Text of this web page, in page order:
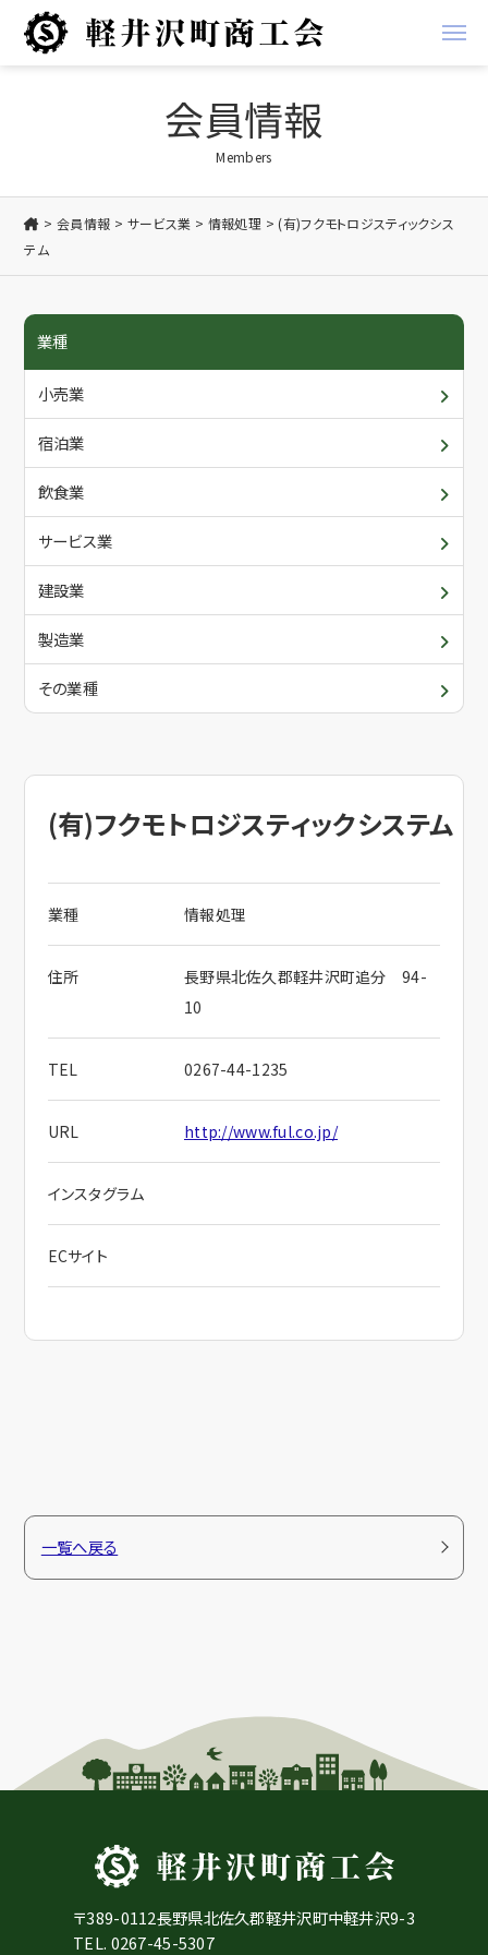
金融
税務
労務
創業支援
共済
お知らせ
商工会からのお知らせ
会員からのお知らせ
商工会について
概要・アクセス/ご利用案内
入会について
青年部・女性部
委員会・各支部の活動
関係団体
会員情報
各種書類ダウンロード
入会について
電話でお問合せ
会員情報
Members
会員情報 サービス業 情報処理
(有)フクモトロジスティックシス
テム
(有)フクモトロジスティックシステム
業種 情報処理
住所
長野県北佐久郡軽井沢町追分 94-
10
TEL 0267-44-1235
URL http://www.ful.co.jp/
インスタグラム
ECサイト
一覧へ戻る
業種
小売業
宿泊業
飲食業
サービス業
建設業
製造業
その業種
〒389-0112長野県北佐久郡軽井沢町中軽井沢9-3
TEL. 0267-45-5307